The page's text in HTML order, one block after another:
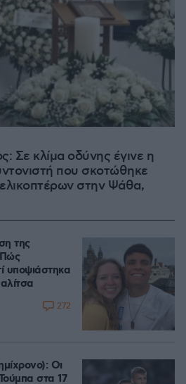
Σε κλίμα οδύνης έγινε η
που σκοτώθηκε
στην Ψάθα,
της
υποψιάστηκα
272
Οι
στα 17